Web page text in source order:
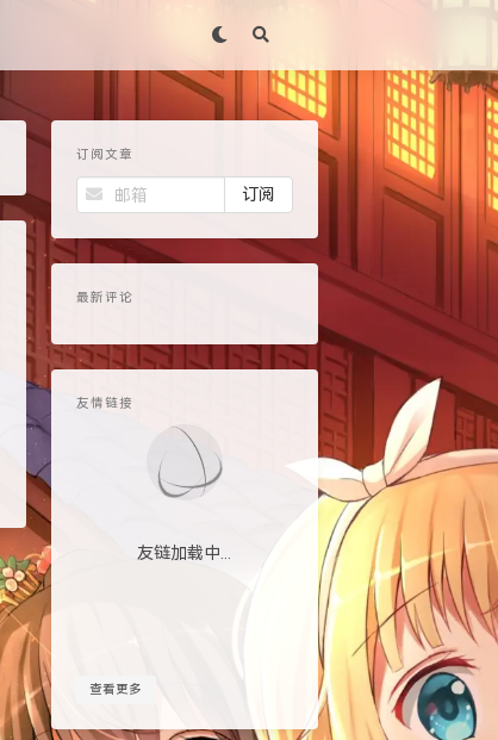
订阅文章
最新评论
友情链接
友链加载中...
查看更多